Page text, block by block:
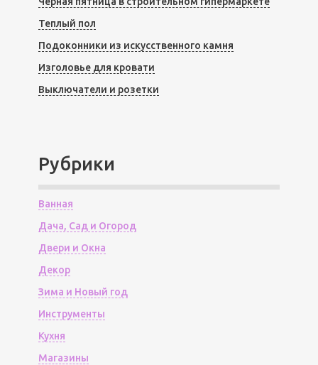
Теплый пол
Подоконники из искусственного камня
Изголовье для кровати
Выключатели и розетки
Рубрики
Ванная
Дача, Сад и Огород
Двери и Окна
Декор
Зима и Новый год
Инструменты
Кухня
Магазины